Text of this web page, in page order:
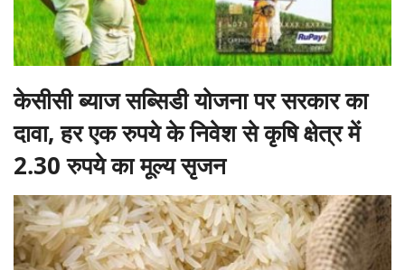
केसीसी ब्याज सब्सिडी योजना पर सरकार का
दावा, हर एक रुपये के निवेश से कृषि क्षेत्र में
2.30 रुपये का मूल्य सृजन